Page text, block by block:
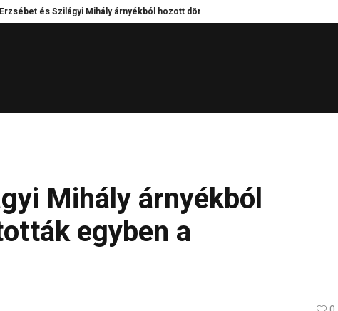
Szilágyi Mihály árnyékból hozott döntései – Kik tartották egyben a hátországot?
Mihály árnyékból
egyben a